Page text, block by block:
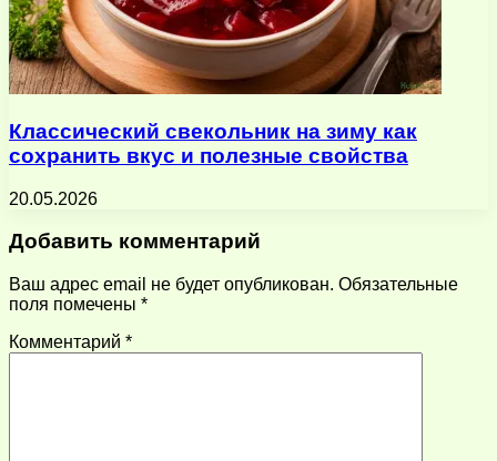
Классический свекольник на зиму как
сохранить вкус и полезные свойства
20.05.2026
Добавить комментарий
Ваш адрес email не будет опубликован. Обязательные
поля помечены *
Комментарий *